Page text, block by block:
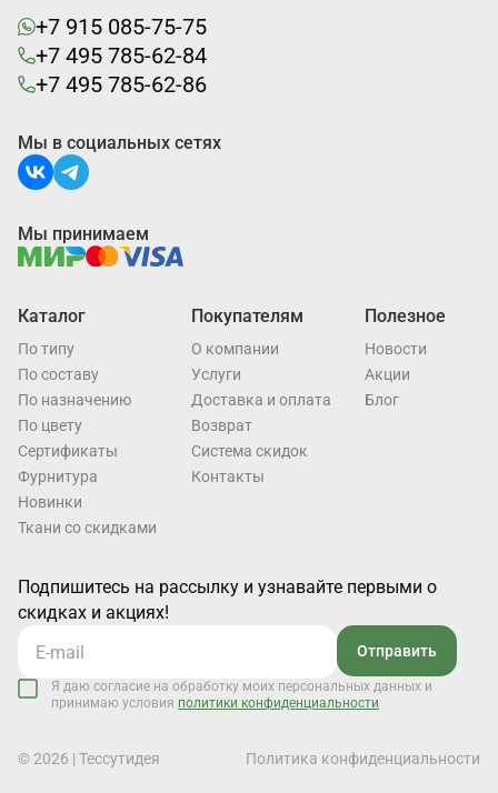
+7 915 085-75-75
+7 495 785-62-84
+7 495 785-62-86
Каталог
По типу
По составу
По назначению
По цвету
Cертификаты
Фурнитура
Новинки
Ткани со скидками
Покупателям
О компании
Услуги
Доставка и оплата
Возврат
Система скидок
Контакты
Полезное
Новости
Акции
Блог
Подпишитесь на рассылку и узнавайте первыми о
скидках и акциях!
Отправить
Я даю согласие на обработку моих персональных данных и
принимаю условия политики конфиденциальности
Мы в социальных сетях
Мы принимаем
© 2026 | Тессутидея Политика конфиденциальности